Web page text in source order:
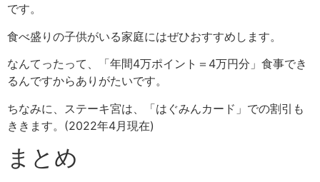
です。
食べ盛りの子供がいる家庭にはぜひおすすめします。
なんてったって、「年間4万ポイント＝4万円分」食事でき
るんですからありがたいです。
ちなみに、ステーキ宮は、「はぐみんカード」での割引も
ききます。(2022年4月現在)
まとめ